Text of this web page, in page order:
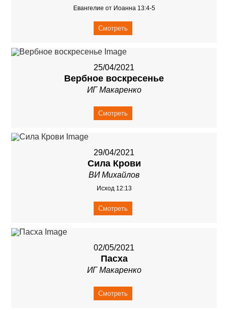
Евангелие от Иоанна 13:4-5
Смотреть
25/04/2021
Вербное воскресенье
ИГ Макаренко
Смотреть
29/04/2021
Сила Крови
ВИ Михайлов
Исход 12:13
Смотреть
02/05/2021
Пасха
ИГ Макаренко
Смотреть